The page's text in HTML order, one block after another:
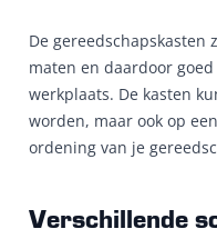
De
maten en daardoor
werkplaats. De kasten
worden, maar ook op
ordening van je
Verschillende